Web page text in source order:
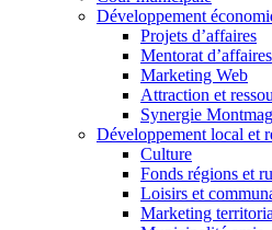
Développement
Projets d’affaires
Mentorat d’affaires
Marketing Web
Attraction et
Synergie
Développement local et
Culture
Fonds régions et
Loisirs et
Marketing